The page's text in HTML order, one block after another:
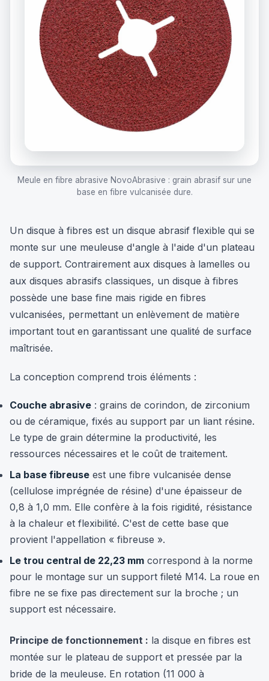
Meule en fibre abrasive NovoAbrasive : grain abrasif sur une
base en fibre vulcanisée dure.
Un disque à fibres est un disque abrasif flexible qui se
monte sur une meuleuse d'angle à l'aide d'un plateau
de support. Contrairement aux disques à lamelles ou
aux disques abrasifs classiques, un disque à fibres
possède une base fine mais rigide en fibres
vulcanisées, permettant un enlèvement de matière
important tout en garantissant une qualité de surface
maîtrisée.
La conception comprend trois éléments :
Couche abrasive : grains de corindon, de zirconium
ou de céramique, fixés au support par un liant résine.
Le type de grain détermine la productivité, les
ressources nécessaires et le coût de traitement.
La base fibreuse est une fibre vulcanisée dense
(cellulose imprégnée de résine) d'une épaisseur de
0,8 à 1,0 mm. Elle confère à la fois rigidité, résistance
à la chaleur et flexibilité. C'est de cette base que
provient l'appellation « fibreuse ».
Le trou central de 22,23 mm correspond à la norme
pour le montage sur un support fileté M14. La roue en
fibre ne se fixe pas directement sur la broche ; un
support est nécessaire.
Principe de fonctionnement : la disque en fibres est
montée sur le plateau de support et pressée par la
bride de la meuleuse. En rotation (11 000 à